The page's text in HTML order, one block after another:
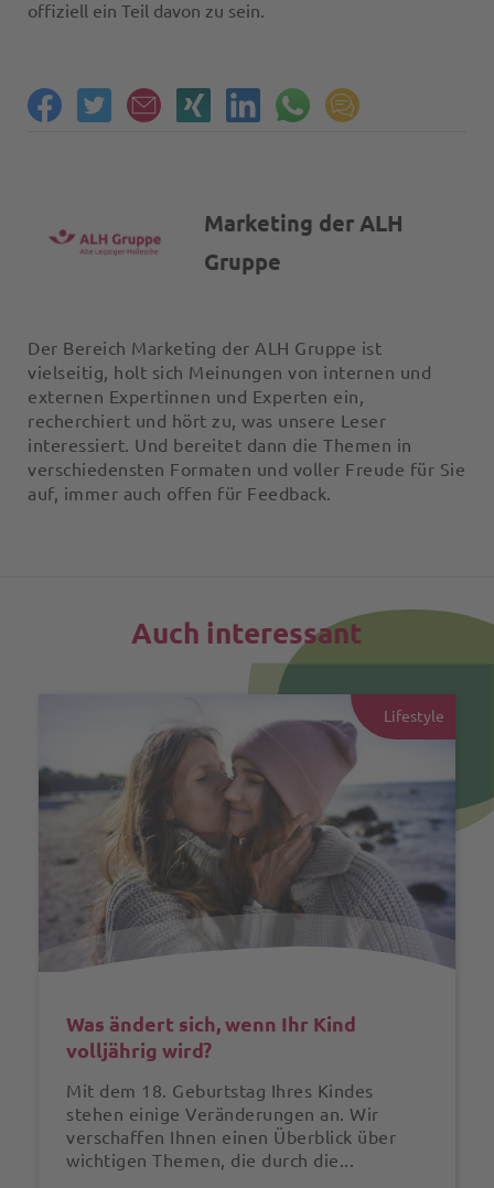
offiziell ein Teil davon zu sein.
Marketing der ALH
Gruppe
Der Bereich Marketing der ALH Gruppe ist
vielseitig, holt sich Meinungen von internen und
externen Expertinnen und Experten ein,
recherchiert und hört zu, was unsere Leser
interessiert. Und bereitet dann die Themen in
verschiedensten Formaten und voller Freude für Sie
auf, immer auch offen für Feedback.
Auch interessant
Lifestyle
Was ändert sich, wenn Ihr Kind
volljährig wird?
Mit dem 18. Geburtstag Ihres Kindes
stehen einige Veränderungen an. Wir
verschaffen Ihnen einen Überblick über
wichtigen Themen, die durch die...